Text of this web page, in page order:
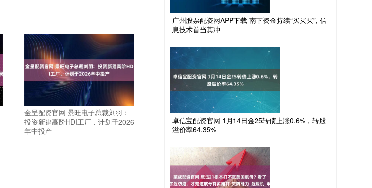
金呈配资官网 景旺电子总裁刘羽：
投资新建高阶HDI工厂，计划于2026
年中投产
广州股票配资网APP下载 南下资金持续“买买买”, 信
息技术首当其冲
卓信宝配资官网 1月14日金25转债上涨0.6%，转股
溢价率64.35%